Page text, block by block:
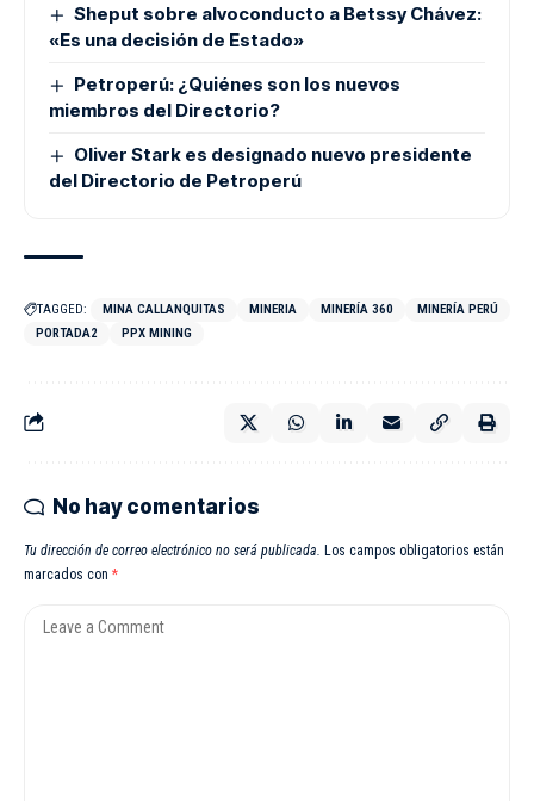
Sheput sobre alvoconducto a Betssy Chávez:
«Es una decisión de Estado»
Petroperú: ¿Quiénes son los nuevos
miembros del Directorio?
Oliver Stark es designado nuevo presidente
del Directorio de Petroperú
TAGGED: MINA CALLANQUITAS MINERIA MINERÍA 360
MINERÍA PERÚ
PORTADA2
PPX MINING
No hay comentarios
Tu dirección de correo electrónico no será publicada. Los campos obligatorios están
marcados con *